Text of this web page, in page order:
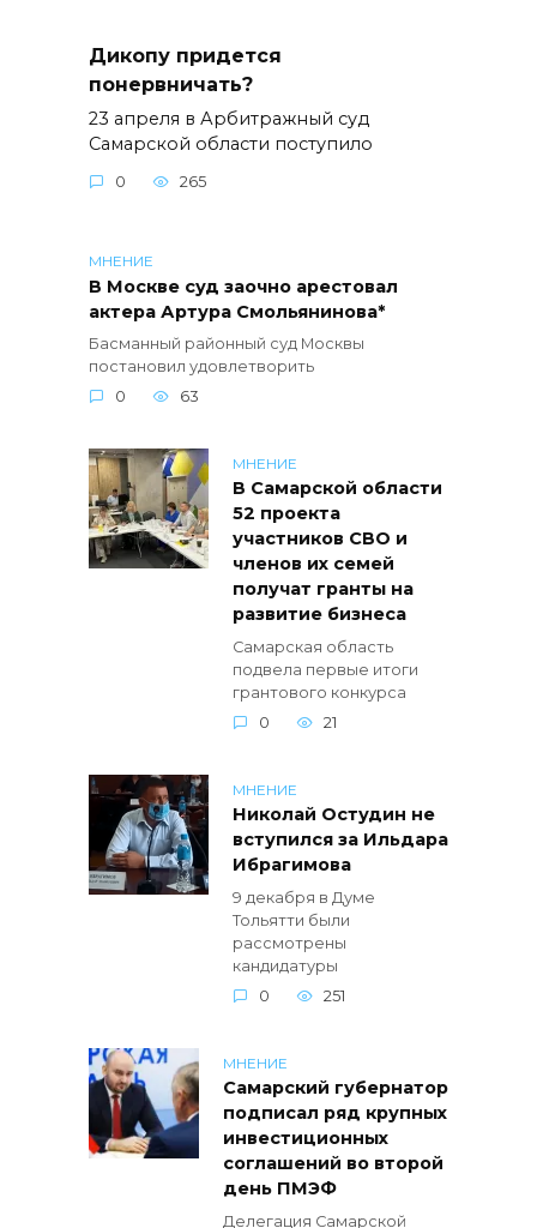
Дикопу придется
понервничать?
23 апреля в Арбитражный суд
Самарской области поступило
0 265
МНЕНИЕ
В Москве суд заочно арестовал
актера Артура Смольянинова*
Басманный районный суд Москвы
постановил удовлетворить
0
63
МНЕНИЕ
В Самарской области
52 проекта
участников СВО и
членов их семей
получат гранты на
развитие бизнеса
Самарская область
подвела первые итоги
грантового конкурса
0
21
МНЕНИЕ
Николай Остудин не
вступился за Ильдара
Ибрагимова
9 декабря в Думе
Тольятти были
рассмотрены
кандидатуры
0
251
МНЕНИЕ
Самарский губернатор
подписал ряд крупных
инвестиционных
соглашений во второй
день ПМЭФ
Делегация Самарской